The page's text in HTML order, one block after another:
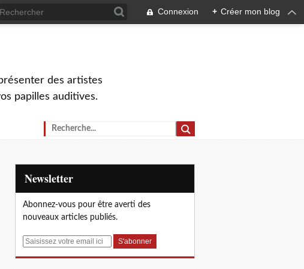
Connexion + Créer mon blog
des artistes
papilles auditives.
Newsletter
Abonnez-vous pour être averti des
nouveaux articles publiés.
E